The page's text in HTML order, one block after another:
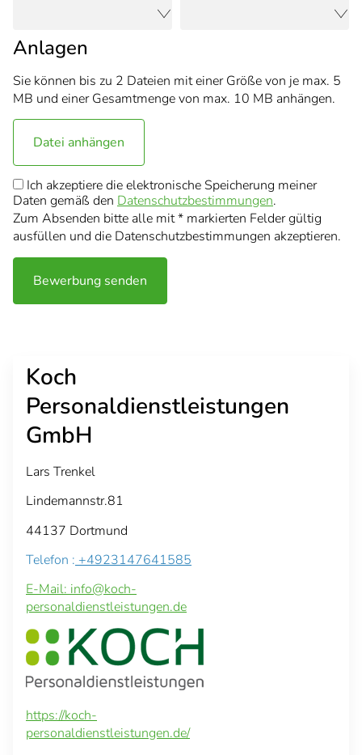
Anlagen
Sie können bis zu 2 Dateien mit einer Größe von je max. 5
MB und einer Gesamtmenge von max. 10 MB anhängen.
Datei anhängen
Ich akzeptiere die elektronische Speicherung meiner
Daten gemäß den Datenschutzbestimmungen.
Zum Absenden bitte alle mit * markierten Felder gültig
ausfüllen und die Datenschutzbestimmungen akzeptieren.
Bewerbung senden
Koch
Personaldienstleistungen
GmbH
Lars Trenkel
Lindemannstr.81
44137 Dortmund
Telefon : +4923147641585
E-Mail: info@koch-
personaldienstleistungen.de
https://koch-
personaldienstleistungen.de/